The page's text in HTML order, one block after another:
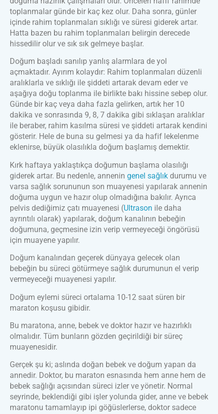
toplanmalar günde bir kaç kez olur. Daha sonra, günler
içinde rahim toplanmaları sıklığı ve süresi giderek artar.
Hatta bazen bu rahim toplanmaları belirgin derecede
hissedilir olur ve sık sık gelmeye başlar.
Doğum başladı sanılıp yanlış alarmlara de yol
açmaktadır. Ayırım kolaydır: Rahim toplanmaları düzenli
aralıklarla ve sıklığı ile şiddeti artarak devam eder ve
aşağıya doğu toplanma ile birlikte bakı hissine sebep olur.
Günde bir kaç veya daha fazla gelirken, artık her 10
dakika ve sonrasında 9, 8, 7 dakika gibi sıklaşan aralıklar
ile beraber, rahim kasılma süresi ve şiddeti artarak kendini
gösterir. Hele de buna su gelmesi ya da hafif lekelenme
eklenirse, büyük olasılıkla doğum başlamış demektir.
Kırk haftaya yaklaştıkça doğumun başlama olasılığı
giderek artar. Bu nedenle, annenin genel sağlık durumu ve
varsa sağlık sorununun son muayenesi yapılarak annenin
doğuma uygun ve hazır olup olmadığına bakılır. Ayrıca
pelvis dediğimiz çatı muayenesi (Ultrason ile daha
ayrıntılı olarak) yapılarak, doğum kanalının bebeğin
doğumuna, geçmesine izin verip vermeyeceği öngörüsü
için muayene yapılır.
Doğum kanalından geçerek dünyaya gelecek olan
bebeğin bu süreci götürmeye sağlık durumunun el verip
vermeyeceği muayenesi yapılır.
Doğum eylemi süreci ortalama 10-12 saat süren bir
maraton koşusu gibidir.
Bu maratona, anne, bebek ve doktor hazır ve hazırlıklı
olmalıdır. Tüm bunların gözden geçirildiği bir süreç
muayenesidir.
Gerçek şu ki; aslında doğan bebek ve doğum yapan da
annedir. Doktor, bu maraton esnasında hem anne hem de
bebek sağlığı açısından süreci izler ve yönetir. Normal
seyrinde, beklendiği gibi işler yolunda gider, anne ve bebek
maratonu tamamlayıp ipi göğüslerlerse, doktor sadece